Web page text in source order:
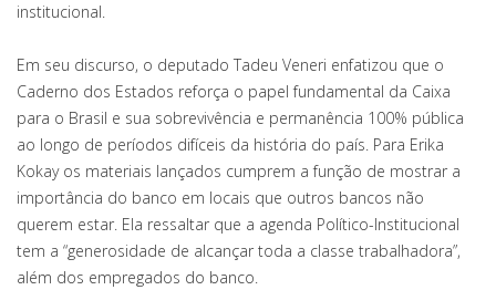
institucional.
Em seu discurso, o deputado Tadeu Veneri enfatizou que o
Caderno dos Estados reforça o papel fundamental da Caixa
para o Brasil e sua sobrevivência e permanência 100% pública
ao longo de períodos difíceis da história do país. Para Erika
Kokay os materiais lançados cumprem a função de mostrar a
importância do banco em locais que outros bancos não
querem estar. Ela ressaltar que a agenda Político-Institucional
tem a “generosidade de alcançar toda a classe trabalhadora”,
além dos empregados do banco.